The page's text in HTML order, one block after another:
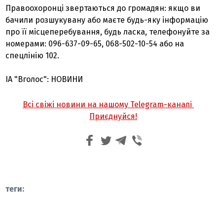
Правоохоронці звертаються до громадян: якщо ви
бачили розшукувану або маєте будь-яку інформацію
про її місцеперебування, будь ласка, телефонуйте за
номерами: 096-637-09-65, 068-502-10-54 або на
спецлінію 102.
ІА "Вголос": НОВИНИ
Всі свіжі новини на нашому Telegram-каналі
Приєднуйся!